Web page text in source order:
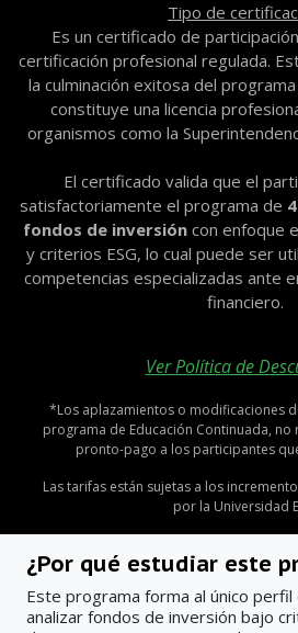
Tipo de
Es un certificado de
certificación profesional regulada.
la culminación exitosa del
constituye una licencia
organismos como la
El certificado valida que el
satisfactoriamente el programa de
fondos de inversióncon enfoque
y criterios ESG, lo cual puede ser
competencias especializadas ante
financiero.
Ver Política de
*Los aplazamientos o modificaciones
programa de Educación Continuada,
pronto-pago a los participantes
Las tarifas están sujetas a los
por la Universidad
¿Por qué estudiar este
Este programa forma al único perfil
analizar fondos de inversión bajo